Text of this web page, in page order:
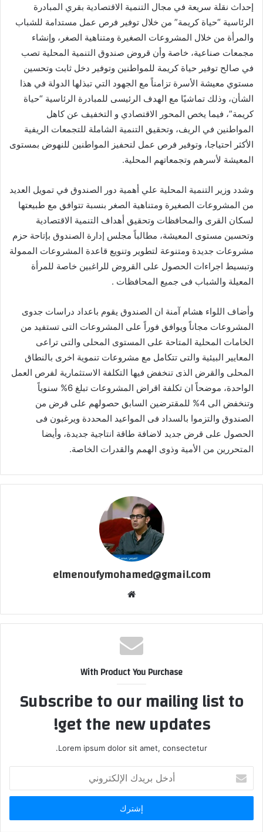
إحداث نقلة سريعة في مجال التنمية الاقتصادية بقري المبادرة
الرئاسية “حياة كريمة” من خلال توفير فرص عمل مستدامة للشباب
والمرأة من خلال المشروعات الصغيرة ومتناهية الصغر، وإنشاء
مجمعات صناعية، خاصة وأن قروض صندوق التنمية المحلية تصب
في صالح توفير حياة كريمة للمواطنين وتوفير دخل ثابت وتحسين
مستوي معيشة الأسرة تزامناً مع الجهود التي تبذلها الدولة في هذا
الشأن، وذلك تماشيًا مع الهدف الرئيسى للمبادرة الرئاسية “حياة
كريمة”، فيما يخص المحور الاقتصادي و التخفيف عن كاهل
المواطنين في الريف، وتحقيق التنمية الشاملة للتجمعات الريفية
الأكثر احتياجا، وتوفير فرص عمل لتحفيز المواطنين للنهوض بمستوى
المعيشة لأسرهم وتجمعاتهم المحلية.
وشدد وزير التنمية المحلية علي أهمية دور الصندوق في تمويل العديد
من المشروعات الصغيرة ومتناهية الصغر بنسبة تتوافق مع طبيعتها
لسكان القرى والمحافظات وتحقيق أهداف التنمية الاقتصادية
وتحسين مستوى المعيشة، مطالباً مجلس إدارة الصندوق بإتاحة حزم
مشروعات جديدة ومتنوعة لتطوير وتنويع قاعدة المشروعات الممولة
وتبسيط اجراءات الحصول على القروض للراغبين خاصة للمرأة
المعيلة والشباب فى جميع المحافظات .
وأضاف اللواء هشام آمنة ان الصندوق يقوم باعداد دراسات جدوى
المشروعات مجاناً ويوافق فوراً على المشروعات التى تستفيد من
الخامات المحلية المتاحة على المستوى المحلى والتى تراعى
المعايير البيئية والتى تتكامل مع مشروعات تنموية اخرى بالنطاق
المحلى والقرض الذى تنخفض فيها التكلفة الاستثمارية لفرص العمل
الواحدة، موضحاً ان تكلفة اقراض المشروعات تبلغ 6% سنوياً
وتنخفض الى 4% للمقترضين السابق حصولهم على قرض من
الصندوق والتزموا بالسداد فى المواعيد المحددة ويرغبون فى
الحصول على قرض جديد لاضافة طاقة انتاجية جديدة، وأيضا
المتحررين من الأمية وذوى الهمم والقدرات الخاصة.
elmenoufymohamed@gmail.com
With Product You Purchase
Subscribe to our mailing list to
get the new updates!
Lorem ipsum dolor sit amet, consectetur.
بريدك
الإلكتروني